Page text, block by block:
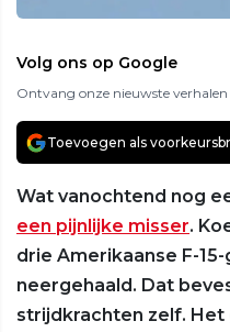
Volg ons op Google
Ontvang onze nieuwste verhalen
Toevoegen als
Wat vanochtend nog
een pijnlijke misser.
drie Amerikaanse F-
neergehaald. Dat
strijdkrachten zelf.